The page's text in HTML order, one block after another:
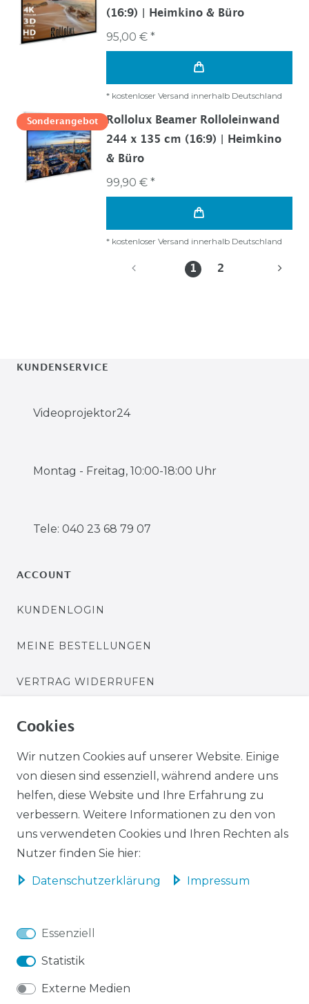
(16:9) | Heimkino & Büro
95,00 € *
* kostenloser Versand innerhalb Deutschland
Sonderangebot
Rollolux Beamer Rolloleinwand
244 x 135 cm (16:9) | Heimkino
& Büro
99,90 € *
* kostenloser Versand innerhalb Deutschland
1 2
KUNDENSERVICE
Videoprojektor24
Montag - Freitag, 10:00-18:00 Uhr
Tele: 040 23 68 79 07
ACCOUNT
KUNDENLOGIN
MEINE BESTELLUNGEN
VERTRAG WIDERRUFEN
PAYPAL / PAYPAL PLUS
ÜBERWEISUNG
AGB Barrierefreiheitserklärung
Cookies
Wir nutzen Cookies auf unserer Website. Einige
von diesen sind essenziell, während andere uns
helfen, diese Website und Ihre Erfahrung zu
verbessern. Weitere Informationen zu den von
uns verwendeten Cookies und Ihren Rechten als
Nutzer finden Sie hier:
Daten­schutz­erklärung Impressum
Essenziell
Statistik
Externe Medien